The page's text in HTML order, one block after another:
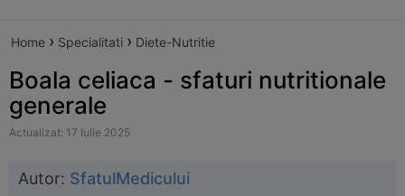
Home › Specialitati › Diete-Nutritie
Boala celiaca - sfaturi nutritionale
generale
Actualizat: 17 Iulie 2025
Autor: SfatulMedicului